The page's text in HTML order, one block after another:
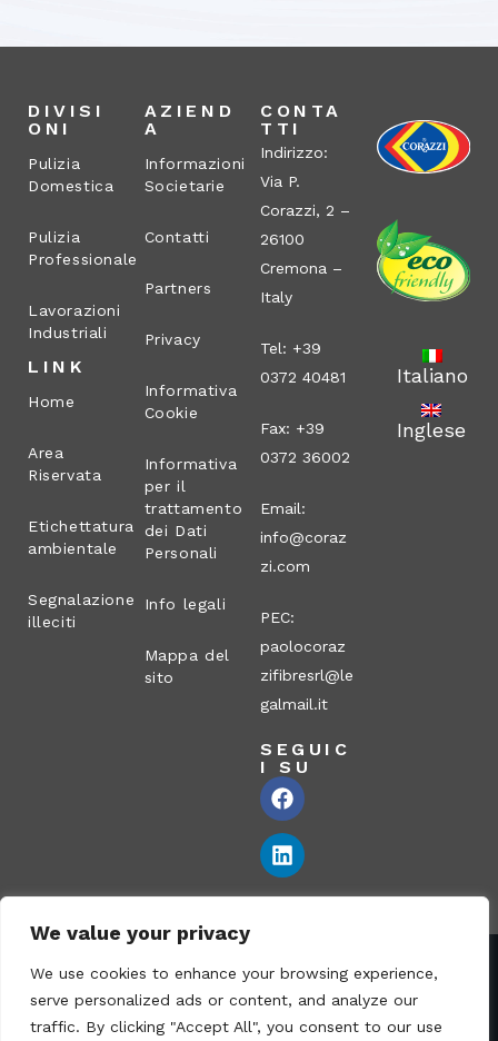
We value your privacy
We use cookies to enhance your browsing experience,
serve personalized ads or content, and analyze our
traffic. By clicking "Accept All", you consent to our use
DIVISI
ONI
Pulizia
Domestica
Pulizia
Professionale
Lavorazioni
Industriali
LINK
Home
Area
Riservata
Etichettatura
ambientale
Segnalazione
illeciti
AZIEND
A
Informazioni
Societarie
Contatti
Partners
Privacy
Informativa
Cookie
Informativa
per il
trattamento
dei Dati
Personali
Info legali
Mappa del
sito
CONTA
TTI
Indirizzo:
Via P.
Corazzi, 2 –
26100
Cremona –
Italy
Tel: +39
0372 40481
Fax: +39
0372 36002
Email:
info@coraz
zi.com
PEC:
paolocoraz
zifibresrl@le
galmail.it
SEGUIC
I SU
Italiano
Inglese
Corazzi Fibre S.r.l. – Via P. Corazzi, 2 – 26100 Cremona –
Italia